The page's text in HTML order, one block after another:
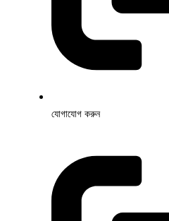
যোগাযোগ করুন